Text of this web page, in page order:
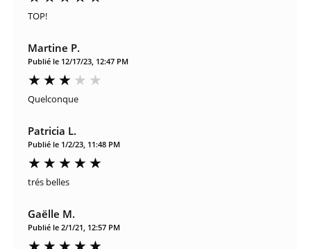
TOP!
Martine P.
Publié le 12/17/23, 12:47 PM
Quelconque
Patricia L.
Publié le 1/2/23, 11:48 PM
trés belles
Gaëlle M.
Publié le 2/1/21, 12:57 PM